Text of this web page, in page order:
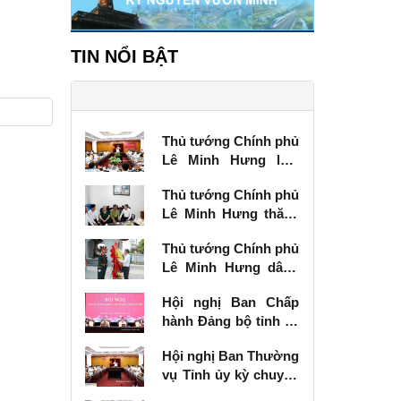
TIN NỔI BẬT
Thủ tướng Chính phủ
Lê Minh Hưng làm
vụ Tỉnh ủy Lạng Sơn
Thủ tướng Chính phủ
Lê Minh Hưng thăm,
binh tại Lạng Sơn
Thủ tướng Chính phủ
Lê Minh Hưng dâng
các Anh hùng liệt sĩ
tại Lạng Sơn
Hội nghị Ban Chấp
hành Đảng bộ tỉnh kỳ
Hội nghị Ban Thường
vụ Tỉnh ủy kỳ chuyên